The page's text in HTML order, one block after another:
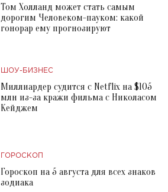
Том Холланд может стать самым
дорогим Человеком-пауком: какой
гонорар ему прогнозируют
ШОУ-БИЗНЕС
Миллиардер судится с Netflix на $105
млн из-за кражи фильма с Николасом
Кейджем
ГОРОСКОП
Гороскоп на 5 августа для всех знаков
зодиака